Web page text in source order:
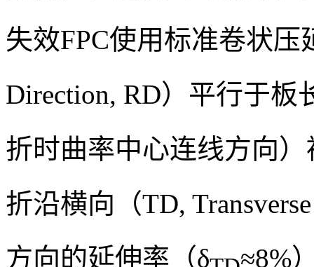
失效FPC使用标准卷状
Direction, RD）平行于
折时曲率中心连线方向
折沿横向（TD,
方向的延伸率（δ
≈8%